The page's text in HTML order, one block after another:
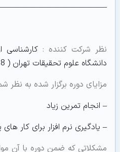
نظر شرکت کننده : کارشناسی
دانشگاه علوم تحقیقات تهران ( 8 تیر 93 )
مزایای دوره برگزار شده به نظر
– انجام تمرین زیاد
– یادگیری نرم افزار برای کار های
مشکلاتی که ضمن دوره با آن